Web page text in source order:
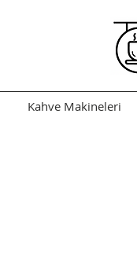
Kahve Makineleri